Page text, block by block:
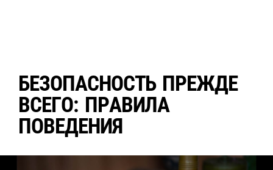
БЕЗОПАСНОСТЬ ПРЕЖДЕ
ВСЕГО: ПРАВИЛА
ПОВЕДЕНИЯ